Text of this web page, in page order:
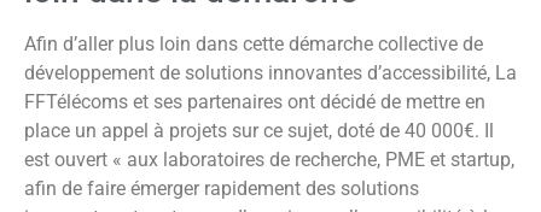
Afin d’aller plus loin dans cette démarche collective de
développement de solutions innovantes d’accessibilité, La
FFTélécoms et ses partenaires ont décidé de mettre en
place un appel à projets sur ce sujet, doté de 40 000€. Il
est ouvert « aux laboratoires de recherche, PME et startup,
afin de faire émerger rapidement des solutions